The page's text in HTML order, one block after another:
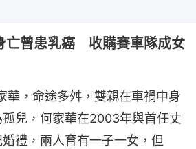
亡曾患乳癌 收購賽車隊成女
華，命途多舛，雙親在車禍中身
兒，何家華在2003年與首任丈
禮，兩人育有一子一女，但